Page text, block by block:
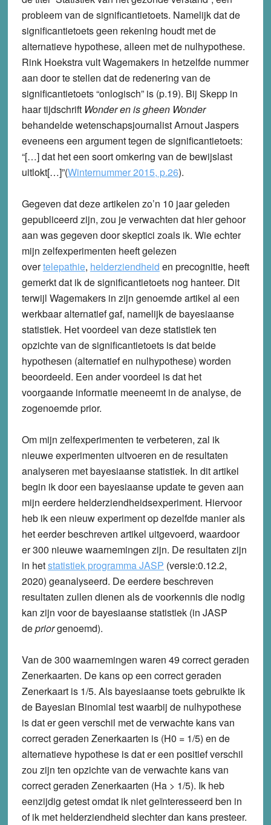
probleem van de significantietoets. Namelijk dat de
significantietoets geen rekening houdt met de
alternatieve hypothese, alleen met de nulhypothese.
Rink Hoekstra vult Wagemakers in hetzelfde nummer
aan door te stellen dat de redenering van de
significantietoets “onlogisch” is (p.19). Bij Skepp in
haar tijdschrift Wonder en is gheen Wonder
behandelde wetenschapsjournalist Arnout Jaspers
eveneens een argument tegen de significantietoets:
“[…] dat het een soort omkering van de bewijslast
uitlokt[…]”(Winternummer 2015, p.26).
Gegeven dat deze artikelen zo’n 10 jaar geleden
gepubliceerd zijn, zou je verwachten dat hier gehoor
aan was gegeven door skeptici zoals ik. Wie echter
mijn zelfexperimenten heeft gelezen
overtelepathie, helderziendheid en precognitie, heeft
gemerkt dat ik de significantietoets nog hanteer. Dit
terwijl Wagemakers in zijn genoemde artikel al een
werkbaar alternatief gaf, namelijk de bayesiaanse
statistiek. Het voordeel van deze statistiek ten
opzichte van de significantietoets is dat beide
hypothesen (alternatief en nulhypothese) worden
beoordeeld. Een ander voordeel is dat het
voorgaande informatie meeneemt in de analyse, de
zogenoemde prior.
Om mijn zelfexperimenten te verbeteren, zal ik
nieuwe experimenten uitvoeren en de resultaten
analyseren met bayesiaanse statistiek. In dit artikel
begin ik door een bayesiaanse update te geven aan
mijn eerdere helderziendheidsexperiment. Hiervoor
heb ik een nieuw experiment op dezelfde manier als
het eerder beschreven artikel uitgevoerd, waardoor
er 300 nieuwe waarnemingen zijn. De resultaten zijn
in hetstatistiek programma JASP (versie:0.12.2,
2020) geanalyseerd. De eerdere beschreven
resultaten zullen dienen als de voorkennis die nodig
kan zijn voor de bayesiaanse statistiek (in JASP
depriorgenoemd).
Van de 300 waarnemingen waren 49 correct geraden
Zenerkaarten. De kans op een correct geraden
Zenerkaart is 1/5. Als bayesiaanse toets gebruikte ik
de Bayesian Binomial test waarbij de nulhypothese
is dat er geen verschil met de verwachte kans van
correct geraden Zenerkaarten is (H0 = 1/5) en de
alternatieve hypothese is dat er een positief verschil
zou zijn ten opzichte van de verwachte kans van
correct geraden Zenerkaarten (Ha > 1/5). Ik heb
eenzijdig getest omdat ik niet geïnteresseerd ben in
of ik met helderziendheid slechter dan kans presteer.